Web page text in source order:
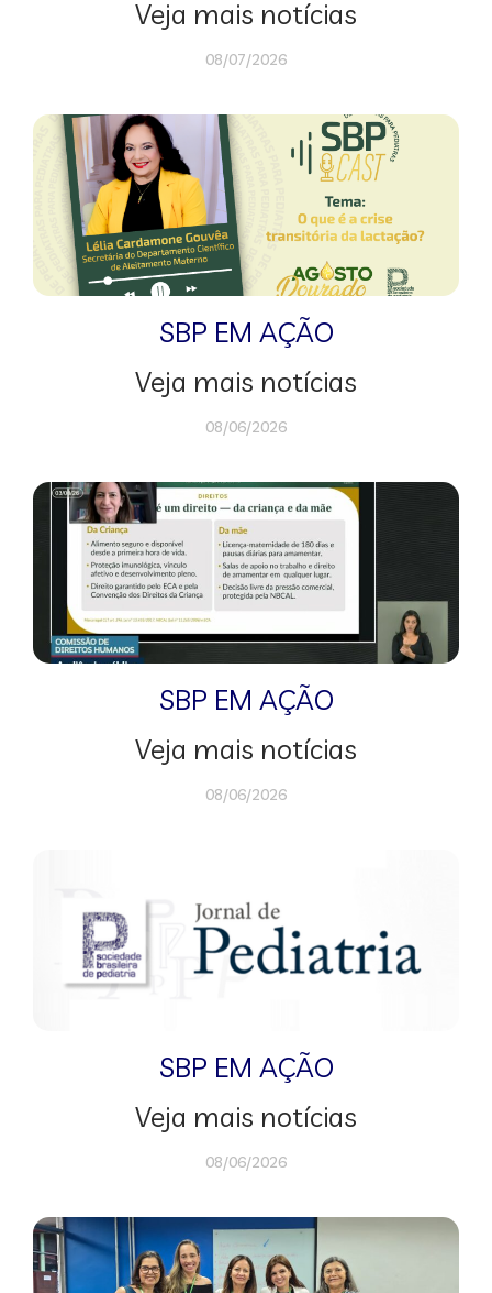
Veja mais notícias
08/07/2026
SBP EM AÇÃO
Veja mais notícias
08/06/2026
SBP EM AÇÃO
Veja mais notícias
08/06/2026
SBP EM AÇÃO
Veja mais notícias
08/06/2026